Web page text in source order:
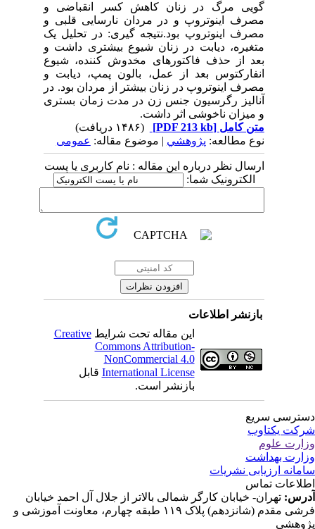
گویی مرگ در زنان کاهش کسر انقباضی و
مصرف اینوتروپ و در مردان نارسایی قلبی و
مصرف اینوتروپ بود.نتیجه گیری: در تحلیل یک
متغیره، دیابت در زنان شیوع بیشتری داشت و
بعد از حذف فاکتورهای مخدوش کننده، شیوع
انفارکتوس بعد از عمل، بالون پمپ، دیابت و
مصرف اینوتروپ در زنان بیشتر از مردان بود. در
آنالیز رگرسیون جنس زن در مدت زمان بستری
و میزان ناخوشی اثر داشت.
متن کامل[PDF 213 kb]
نوع مطالعه:پژوهشي| موضوع مقاله:عمومى
ارسال نظر درباره این مقاله : نام کاربری یا پست
الکترونیک شما:
بازنشر اطلاعات
این مقاله تحت شرایطCreative
Commons Attribution-
NonCommercial 4.0
International Licenseقابل
بازنشر است.
سریع
یکتاوب
علوم
بهداشت
ارزیابی نشریات
تماس
تهران- خیابان کارگر شمالی بالاتر از جلال آل احمد خیابان
فرشی مقدم (شانزدهم) پلاک ۱۱۹ طبقه چهارم، معاونت آموزشی و